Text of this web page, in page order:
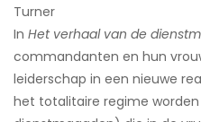
Turner
In Het verhaal van de
commandanten en hun
leiderschap in een nieuwe
het totalitaire regime